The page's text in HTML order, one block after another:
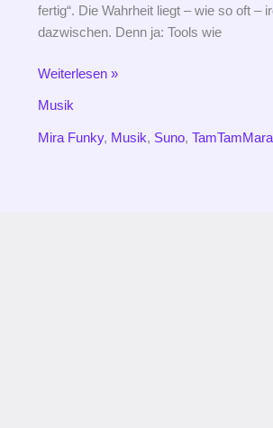
fertig“. Die Wahrheit liegt – wie so oft –
dazwischen. Denn ja: Tools wie
Weiterlesen »
Musik
Mira Funky, Musik, Suno, TamTamMara